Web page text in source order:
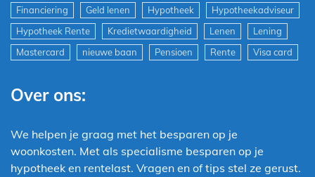
Financiering
Geld lenen Hypotheek
Hypotheekadviseur
Hypotheek Rente
Kredietwaardigheid Lenen
Lening
Mastercard
nieuwe baan Pensioen Rente Visa card
Over ons:
We helpen je graag met het besparen op je
woonkosten. Met als specialisme besparen op je
hypotheek en rentelast. Vragen en of tips stel ze gerust.